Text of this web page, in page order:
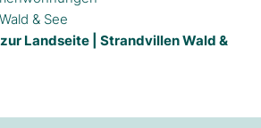
& See
Landseite | Strandvillen Wald &